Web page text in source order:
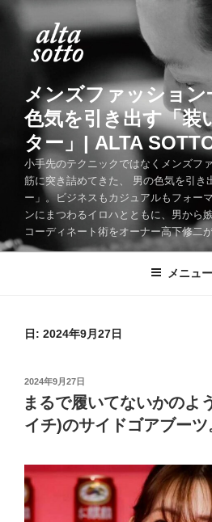
メンズファッション
色気を引き出す「装
ター」| ALTA
小手先のテクニックではなくメンズフ
筋に突き詰めてきた、 男の色気を引き
ー」。ビジネスもカジュアルもフォー
ンにまつわるイロハとともに、男から
コーディネート術をオーナー高下修二
メニュー
日: 2024年9月27日
投
稿
日:
2024年9月27日
まるで履いてないかのよ
イチ)のサイドゴアブーツ